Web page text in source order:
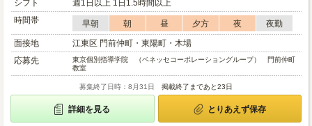
シフト
週1日以上 1日1.5時間以上
時間帯
早朝 朝 昼 夕方 夜
夜勤
面接地
江東区 門前仲町・東陽町・木場
応募先
東京個別指導学院 （ベネッセコーポレーショングループ） 門前仲町
教室
募集終了日時：8月31日 掲載終了まであと23日
詳細を見る とりあえず保存